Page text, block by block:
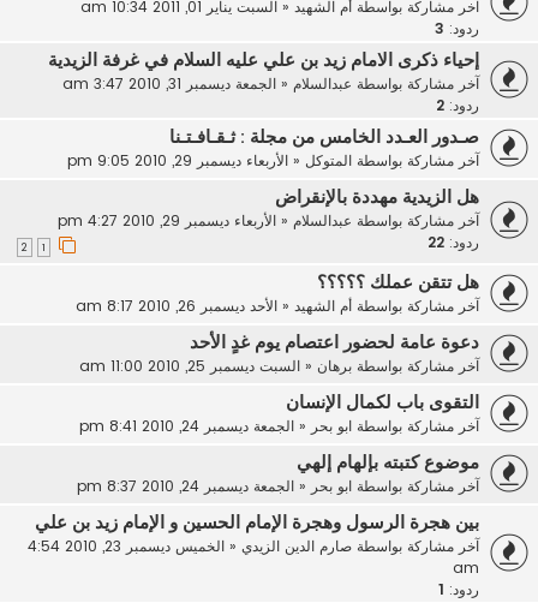
آخر مشاركة بواسطة أم الشهيد« السبت يناير 01, 2011 10:34 am
ردود: 3
إحياء ذكرى الامام زيد بن علي عليه السلام في غرفة الزيدية
آخر مشاركة بواسطة عبدالسلام« الجمعة ديسمبر 31, 2010 3:47 am
ردود: 2
صـدور العـدد الخامس من مجلة : ثـقـافـتـنا
آخر مشاركة بواسطة المتوكل « الأربعاء ديسمبر 29, 2010 9:05 pm
هل الزيدية مهددة بالإنقراض
آخر مشاركة بواسطة عبدالسلام« الأربعاء ديسمبر 29, 2010 4:27 pm
ردود: 22
هل تتقن عملك ؟؟؟؟؟
آخر مشاركة بواسطة أم الشهيد« الأحد ديسمبر 26, 2010 8:17 am
دعوة عامة لحضور اعتصام يوم غدٍ الأحد
آخر مشاركة بواسطة برهان« السبت ديسمبر 25, 2010 11:00 am
التقوى باب لكمال الإنسان
آخر مشاركة بواسطة ابو بحر« الجمعة ديسمبر 24, 2010 8:41 pm
موضوع كتبته بإلهام إلهي
آخر مشاركة بواسطة ابو بحر« الجمعة ديسمبر 24, 2010 8:37 pm
بين هجرة الرسول وهجرة الإمام الحسين و الإمام زيد بن علي
آخر مشاركة بواسطة صارم الدين الزيدي«
الخميس ديسمبر 23, 2010 4:54
am
ردود: